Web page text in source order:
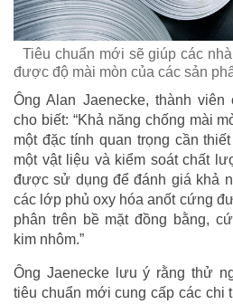
Tiêu chuẩn mới sẽ giúp các
được độ mài mòn của các sản
Ông Alan Jaenecke, thành viên
cho biết: “Khả năng chống mài
một đặc tính quan trọng cần
một vật liệu và kiểm soát chất
được sử dụng để đánh giá khả
các lớp phủ oxy hóa anốt cứng
phân trên bề mặt đồng bằng,
kim nhôm.”
Ông Jaenecke lưu ý rằng thử
tiêu chuẩn mới cung cấp các chi